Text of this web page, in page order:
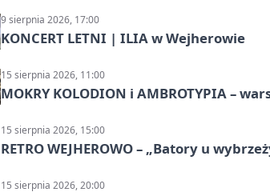
9 sierpnia 2026, 17:00
KONCERT LETNI | ILIA w Wejherowie
15 sierpnia 2026, 11:00
MOKRY KOLODION i AMBROTYPIA –
15 sierpnia 2026, 15:00
RETRO WEJHEROWO – „Batory u
15 sierpnia 2026, 20:00